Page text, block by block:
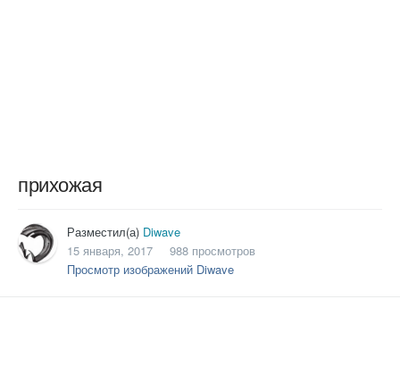
прихожая
Разместил(а) Diwave
15 января, 2017
988 просмотров
Просмотр изображений Diwave